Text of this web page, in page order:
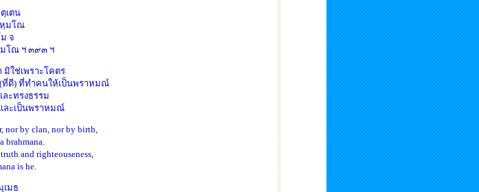
เตน
หฺมโณ
จ
มโณ ฯ ๓๙๓ ฯ
ใช่เพราะโคตร
(ที่ดี) ที่ทำคนให้เป็นพราหมณ์
ะทรงธรรม
ละเป็นพราหมณ์
nor by clan, nor by birth,
brahmana.
and righteouseness,
is he.
เมธ